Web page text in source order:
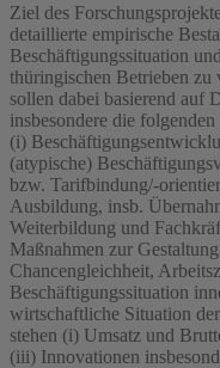
Ziel des
detaillierte empirische
Beschäftigungssituation
thüringischen Betrieben zu
sollen dabei basierend auf
insbesondere die
(i)
(atypische)
bzw. Tarifbindung/-
Ausbildung, insb.
Weiterbildung und
Maßnahmen zur
Chancengleichheit,
Beschäftigungssituation
wirtschaftliche Situation
stehen (i) Umsatz und
(iii) Innovationen